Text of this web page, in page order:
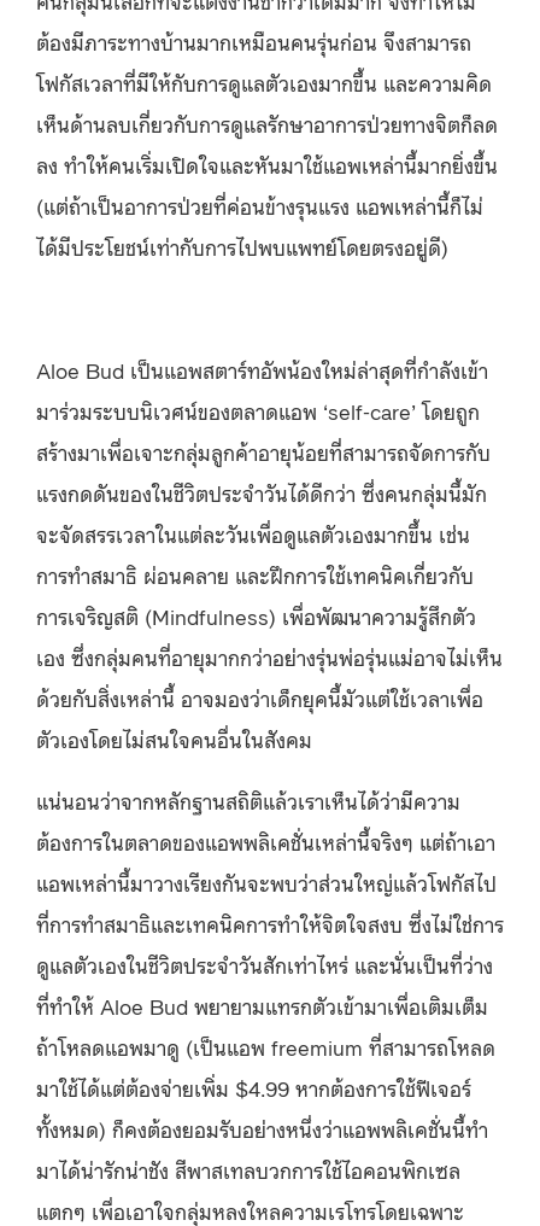
ต้องมีภาระทางบ้านมากเหมือนคนรุ่นก่อน จึงสามารถ
โฟกัสเวลาที่มีให้กับการดูแลตัวเองมากขึ้น และความคิด
เห็นด้านลบเกี่ยวกับการดูแลรักษาอาการป่วยทางจิตก็ลด
ลง ทำให้คนเริ่มเปิดใจและหันมาใช้แอพเหล่านี้มากยิ่งขึ้น
(แต่ถ้าเป็นอาการป่วยที่ค่อนข้างรุนแรง แอพเหล่านี้ก็ไม่
ได้มีประโยชน์เท่ากับการไปพบแพทย์โดยตรงอยู่ดี)
Aloe Bud เป็นแอพสตาร์ทอัพน้องใหม่ล่าสุดที่กำลังเข้า
มาร่วมระบบนิเวศน์ของตลาดแอพ ‘self-care’ โดยถูก
สร้างมาเพื่อเจาะกลุ่มลูกค้าอายุน้อยที่สามารถจัดการกับ
แรงกดดันของในชีวิตประจำวันได้ดีกว่า ซึ่งคนกลุ่มนี้มัก
จะจัดสรรเวลาในแต่ละวันเพื่อดูแลตัวเองมากขึ้น เช่น
การทำสมาธิ ผ่อนคลาย และฝึกการใช้เทคนิคเกี่ยวกับ
การเจริญสติ (Mindfulness) เพื่อพัฒนาความรู้สึกตัว
เอง ซึ่งกลุ่มคนที่อายุมากกว่าอย่างรุ่นพ่อรุ่นแม่อาจไม่เห็น
ด้วยกับสิ่งเหล่านี้ อาจมองว่าเด็กยุคนี้มัวแต่ใช้เวลาเพื่อ
ตัวเองโดยไม่สนใจคนอื่นในสังคม
แน่นอนว่าจากหลักฐานสถิติแล้วเราเห็นได้ว่ามีความ
ต้องการในตลาดของแอพพลิเคชั่นเหล่านี้จริงๆ แต่ถ้าเอา
แอพเหล่านี้มาวางเรียงกันจะพบว่าส่วนใหญ่แล้วโฟกัสไป
ที่การทำสมาธิและเทคนิคการทำให้จิตใจสงบ ซึ่งไม่ใช่การ
ดูแลตัวเองในชีวิตประจำวันสักเท่าไหร่ และนั่นเป็นที่ว่าง
ที่ทำให้ Aloe Bud พยายามแทรกตัวเข้ามาเพื่อเติมเต็ม
ถ้าโหลดแอพมาดู (เป็นแอพ freemium ที่สามารถโหลด
มาใช้ได้แต่ต้องจ่ายเพิ่ม $4.99 หากต้องการใช้ฟีเจอร์
ทั้งหมด) ก็คงต้องยอมรับอย่างหนึ่งว่าแอพพลิเคชั่นนี้ทำ
มาได้น่ารักน่าชัง สีพาสเทลบวกการใช้ไอคอนพิกเซล
แตกๆ เพื่อเอาใจกลุ่มหลงใหลความเรโทรโดยเฉพาะ